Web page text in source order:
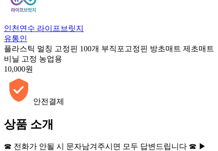
인천연수 라이프브릿지
유통인
플라스틱 멀칭 고정핀 100개 부직포고정핀 방초매트 제초매트
비닐 고정 농업용
10,000원
안전결제
상품 소개
☎ 전화가 안될 시 문자남겨주시면 모두 답변드립니다 ☎ ▶